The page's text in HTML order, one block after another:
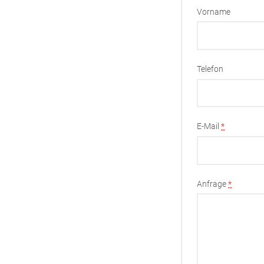
Vorname
Telefon
E-Mail*
Anfrage*